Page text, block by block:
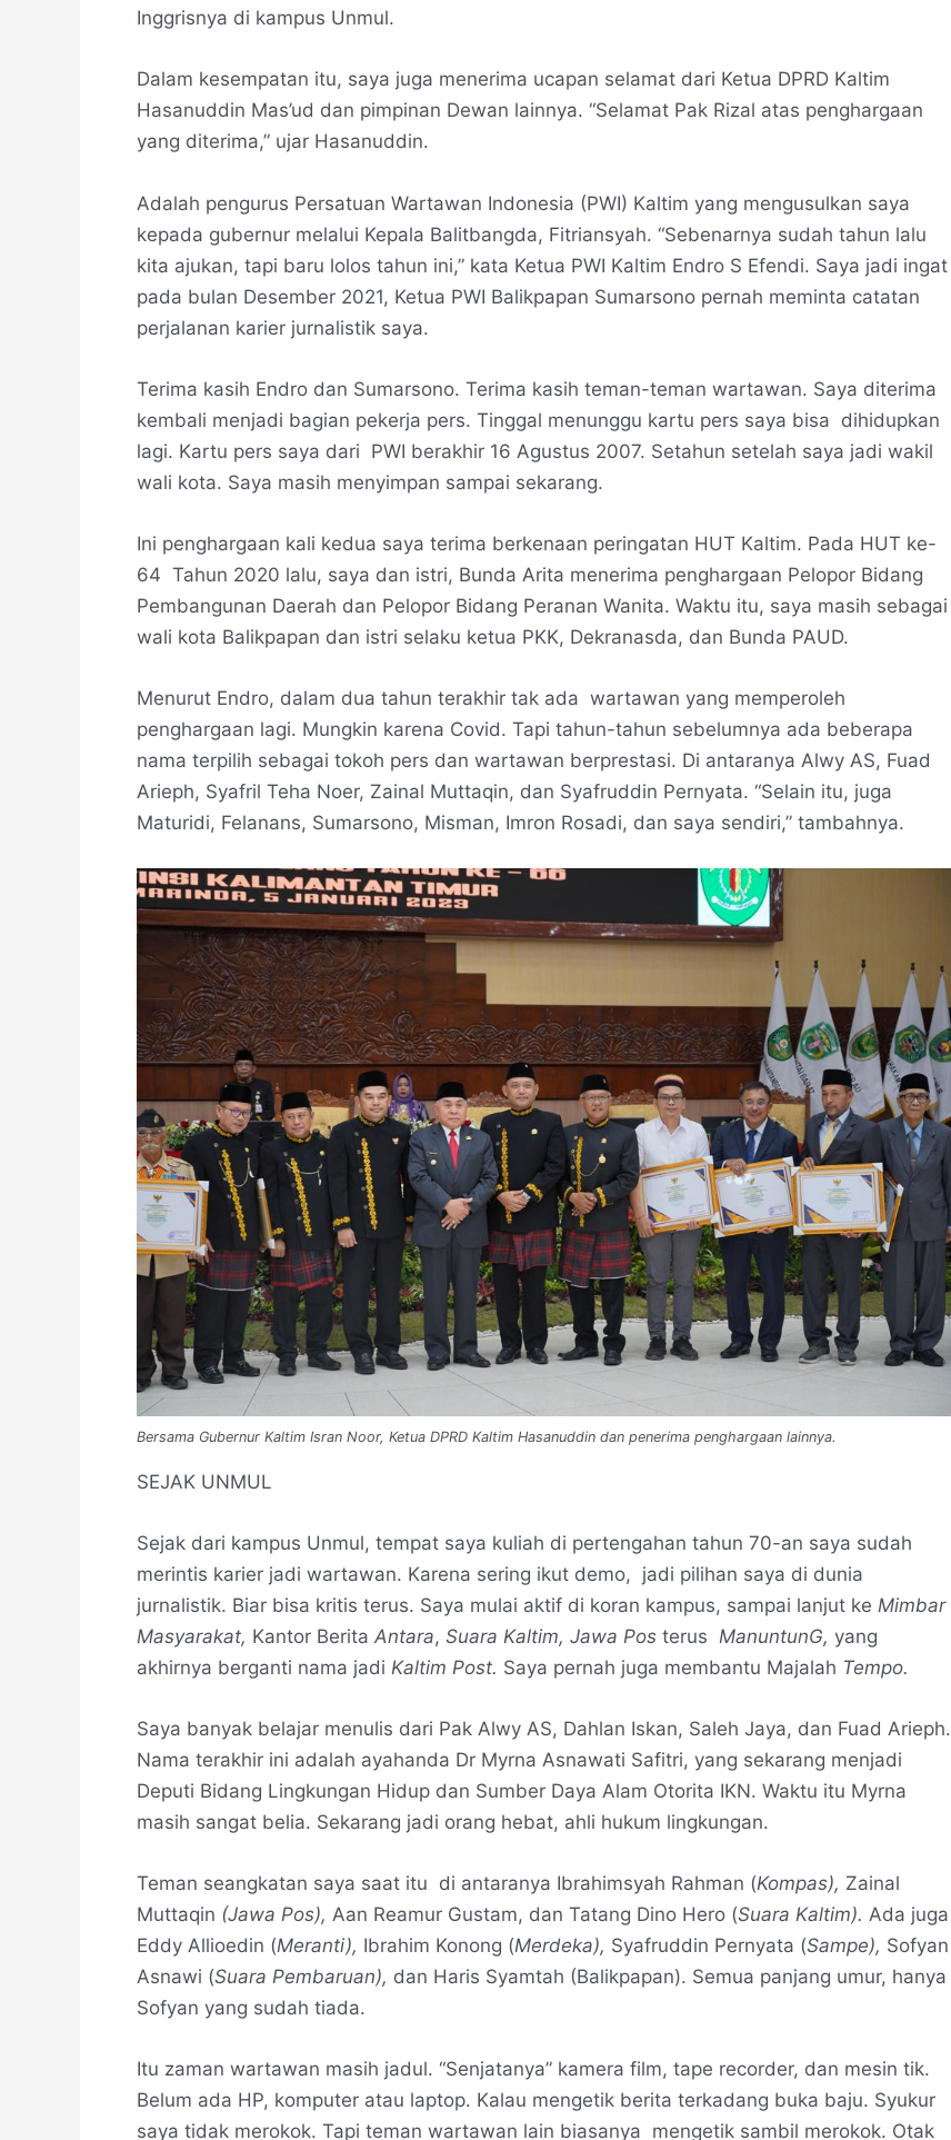
Inggrisnya di kampus Unmul.
Dalam kesempatan itu, saya juga menerima ucapan selamat dari Ketua DPRD Kaltim
Hasanuddin Mas’ud dan pimpinan Dewan lainnya. “Selamat Pak Rizal atas penghargaan
yang diterima,” ujar Hasanuddin.
Adalah pengurus Persatuan Wartawan Indonesia (PWI) Kaltim yang mengusulkan saya
kepada gubernur melalui Kepala Balitbangda, Fitriansyah. “Sebenarnya sudah tahun lalu
kita ajukan, tapi baru lolos tahun ini,” kata Ketua PWI Kaltim Endro S Efendi. Saya jadi ingat
pada bulan Desember 2021, Ketua PWI Balikpapan Sumarsono pernah meminta catatan
perjalanan karier jurnalistik saya.
Terima kasih Endro dan Sumarsono. Terima kasih teman-teman wartawan. Saya diterima
kembali menjadi bagian pekerja pers. Tinggal menunggu kartu pers saya bisa dihidupkan
lagi. Kartu pers saya dari PWI berakhir 16 Agustus 2007. Setahun setelah saya jadi wakil
wali kota. Saya masih menyimpan sampai sekarang.
Ini penghargaan kali kedua saya terima berkenaan peringatan HUT Kaltim. Pada HUT ke-
64 Tahun 2020 lalu, saya dan istri, Bunda Arita menerima penghargaan Pelopor Bidang
Pembangunan Daerah dan Pelopor Bidang Peranan Wanita. Waktu itu, saya masih sebagai
wali kota Balikpapan dan istri selaku ketua PKK, Dekranasda, dan Bunda PAUD.
Menurut Endro, dalam dua tahun terakhir tak ada wartawan yang memperoleh
penghargaan lagi. Mungkin karena Covid. Tapi tahun-tahun sebelumnya ada beberapa
nama terpilih sebagai tokoh pers dan wartawan berprestasi. Di antaranya Alwy AS, Fuad
Arieph, Syafril Teha Noer, Zainal Muttaqin, dan Syafruddin Pernyata. “Selain itu, juga
Maturidi, Felanans, Sumarsono, Misman, Imron Rosadi, dan saya sendiri,” tambahnya.
Bersama Gubernur Kaltim Isran Noor, Ketua DPRD Kaltim Hasanuddin dan penerima penghargaan lainnya.
SEJAK UNMUL
Sejak dari kampus Unmul, tempat saya kuliah di pertengahan tahun 70-an saya sudah
merintis karier jadi wartawan. Karena sering ikut demo, jadi pilihan saya di dunia
jurnalistik. Biar bisa kritis terus. Saya mulai aktif di koran kampus, sampai lanjut ke Mimbar
Masyarakat, Kantor Berita Antara, Suara Kaltim, Jawa Pos terus ManuntunG, yang
akhirnya berganti nama jadi Kaltim Post. Saya pernah juga membantu Majalah Tempo.
Saya banyak belajar menulis dari Pak Alwy AS, Dahlan Iskan, Saleh Jaya, dan Fuad Arieph.
Nama terakhir ini adalah ayahanda Dr Myrna Asnawati Safitri, yang sekarang menjadi
Deputi Bidang Lingkungan Hidup dan Sumber Daya Alam Otorita IKN. Waktu itu Myrna
masih sangat belia. Sekarang jadi orang hebat, ahli hukum lingkungan.
Teman seangkatan saya saat itu di antaranya Ibrahimsyah Rahman (Kompas), Zainal
Muttaqin (Jawa Pos), Aan Reamur Gustam, dan Tatang Dino Hero (Suara Kaltim). Ada juga
Eddy Allioedin (Meranti), Ibrahim Konong (Merdeka), Syafruddin Pernyata (Sampe), Sofyan
Asnawi (Suara Pembaruan), dan Haris Syamtah (Balikpapan). Semua panjang umur, hanya
Sofyan yang sudah tiada.
Itu zaman wartawan masih jadul. “Senjatanya” kamera film, tape recorder, dan mesin tik.
Belum ada HP, komputer atau laptop. Kalau mengetik berita terkadang buka baju. Syukur
saya tidak merokok. Tapi teman wartawan lain biasanya mengetik sambil merokok. Otak